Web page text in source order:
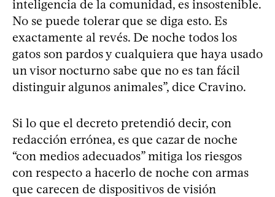
inteligencia de la comunidad, es insostenible.
No se puede tolerar que se diga esto. Es
exactamente al revés. De noche todos los
gatos son pardos y cualquiera que haya usado
un visor nocturno sabe que no es tan fácil
distinguir algunos animales”, dice Cravino.
Si lo que el decreto pretendió decir, con
redacción errónea, es que cazar de noche
“con medios adecuados” mitiga los riesgos
con respecto a hacerlo de noche con armas
que carecen de dispositivos de visión